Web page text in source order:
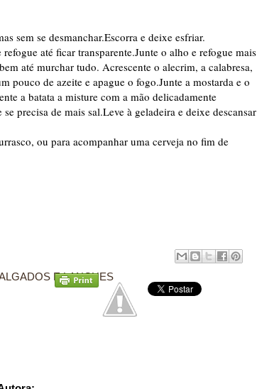
sem se desmanchar.Escorra e deixe esfriar.
até ficar transparente.Junte o alho e refogue mais
até murchar tudo. Acrescente o alecrim, a calabresa,
pouco de azeite e apague o fogo.Junte a mostarda e o
a batata a misture com a mão delicadamente
precisa de mais sal.Leve à geladeira e deixe descansar
ou para acompanhar uma cerveja no fim de
E LANCHES